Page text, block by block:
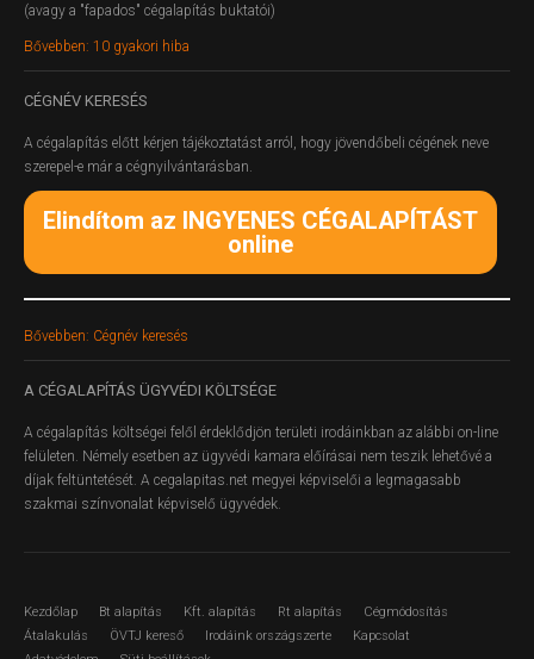
(avagy a "fapados" cégalapítás buktatói)
Bővebben: 10 gyakori hiba
CÉGNÉV KERESÉS
A cégalapítás előtt kérjen tájékoztatást arról, hogy jövendőbeli cégének neve
szerepel-e már a cégnyilvántarásban.
Elindítom az INGYENES CÉGALAPÍTÁST
online
Bővebben: Cégnév keresés
A CÉGALAPÍTÁS ÜGYVÉDI KÖLTSÉGE
A cégalapítás költségei felől érdeklődjön területi irodáinkban az alábbi on-line
felületen. Némely esetben az ügyvédi kamara előírásai nem teszik lehetővé a
díjak feltüntetését. A cegalapitas.net megyei képviselői a legmagasabb
szakmai színvonalat képviselő ügyvédek.
Kezdőlap Bt alapítás Kft. alapítás Rt alapítás
Cégmódosítás
Átalakulás
ÖVTJ kereső Irodáink országszerte
Kapcsolat